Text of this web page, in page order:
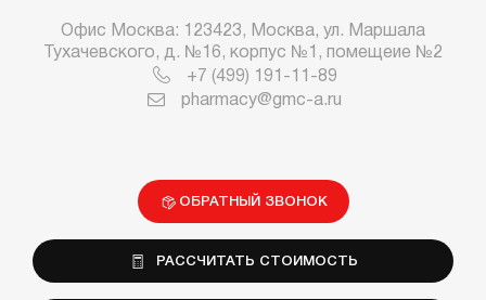
Офис Москва: 123423, Москва, ул. Маршала
Тухачевского, д. №16, корпус №1, помещеие №2
+7 (499) 191-11-89
pharmacy@gmc-a.ru
ОБРАТНЫЙ ЗВОНОК
РАССЧИТАТЬ СТОИМОСТЬ